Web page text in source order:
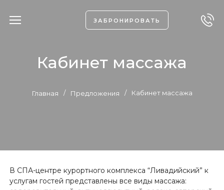
ЗАБРОНИРОВАТЬ
Кабинет массажа
Главная / Предложения / Кабинет массажа
В СПА-центре курортного комплекса “Ливадийский” к
услугам гостей представлены все виды массажа: